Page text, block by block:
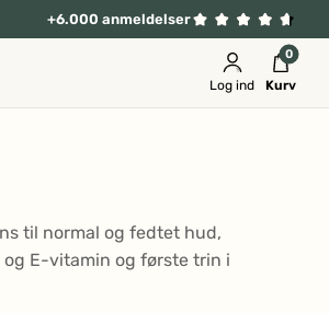
+6.000 anmeldelser
Log ind
0
Kurv
til normal og fedtet hud,
E-vitamin og første trin i